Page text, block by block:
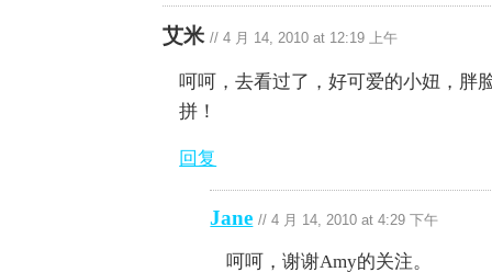
艾米//4 月 14, 2010 at 12:19 上午
呵呵，去看过了，好可爱的小妞，胖
拼！
回复
Jane //4 月 14, 2010 at 4:29 下午
呵呵，谢谢Amy的关注。